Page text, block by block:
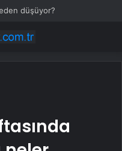
düşüyor?